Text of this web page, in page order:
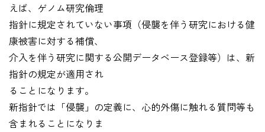
えば、ゲノム研究倫理
指針に規定されていない事項（侵襲を伴う研究における健
康被害に対する補償、
介入を伴う研究に関する公開データベース登録等）は、新
指針の規定が適用され
ることになります。
新指針では「侵襲」の定義に、心的外傷に触れる質問等も
含まれることになりま